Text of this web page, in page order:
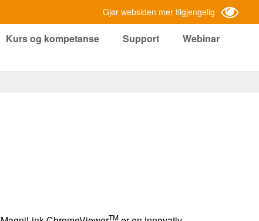
Gjør websiden mer tilgjengelig
Kurs og kompetanse Support
Webinar
TM